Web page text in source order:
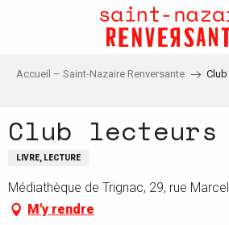
principal
Accueil – Saint-Nazaire Renversante
Club lecteurs
LIVRE, LECTURE
Médiathèque de Trignac, 29, rue
M'y rendre